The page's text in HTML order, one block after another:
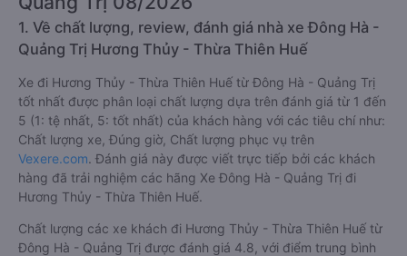
1. Về chất lượng, review, đánh giá nhà xe Đông Hà -
Quảng Trị Hương Thủy - Thừa Thiên Huế
Xe đi Hương Thủy - Thừa Thiên Huế từ Đông Hà - Quảng Trị
tốt nhất được phân loại chất lượng dựa trên đánh giá từ 1 đến
5 (1: tệ nhất, 5: tốt nhất) của khách hàng với các tiêu chí như:
Chất lượng xe, Đúng giờ, Chất lượng phục vụ trên
Vexere.com. Đánh giá này được viết trực tiếp bởi các khách
hàng đã trải nghiệm các hãng Xe Đông Hà - Quảng Trị đi
Hương Thủy - Thừa Thiên Huế.
Chất lượng các xe khách đi Hương Thủy - Thừa Thiên Huế từ
Đông Hà - Quảng Trị được đánh giá 4.8, với điểm trung bình